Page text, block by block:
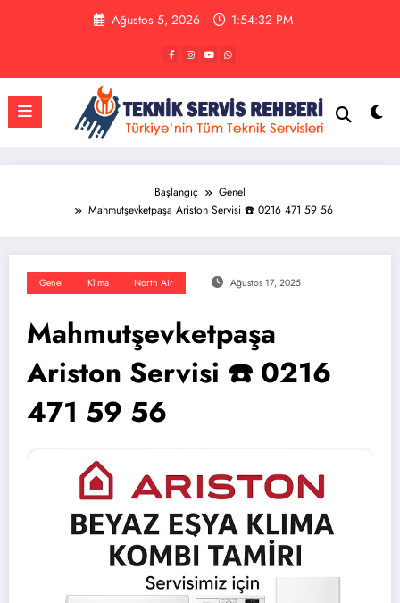
Ağustos 5, 2026 1:54:33 PM
Başlangıç
Genel
Mahmutşevketpaşa Ariston Servisi ☎️ 0216 471 59 56
Genel Klima North Air Ağustos 17, 2025
Mahmutşevketpaşa
Ariston Servisi ☎️ 0216
471 59 56